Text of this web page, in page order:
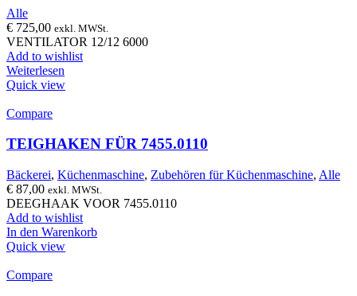
Alle
€ 725,00 exkl. MWSt.
VENTILATOR 12/12 6000
Add to wishlist
Weiterlesen
Quick view
Compare
TEIGHAKEN FÜR 7455.0110
Bäckerei, Küchenmaschine, Zubehören für Küchenmaschine, Alle
€ 87,00 exkl. MWSt.
DEEGHAAK VOOR 7455.0110
Add to wishlist
In den Warenkorb
Quick view
Compare